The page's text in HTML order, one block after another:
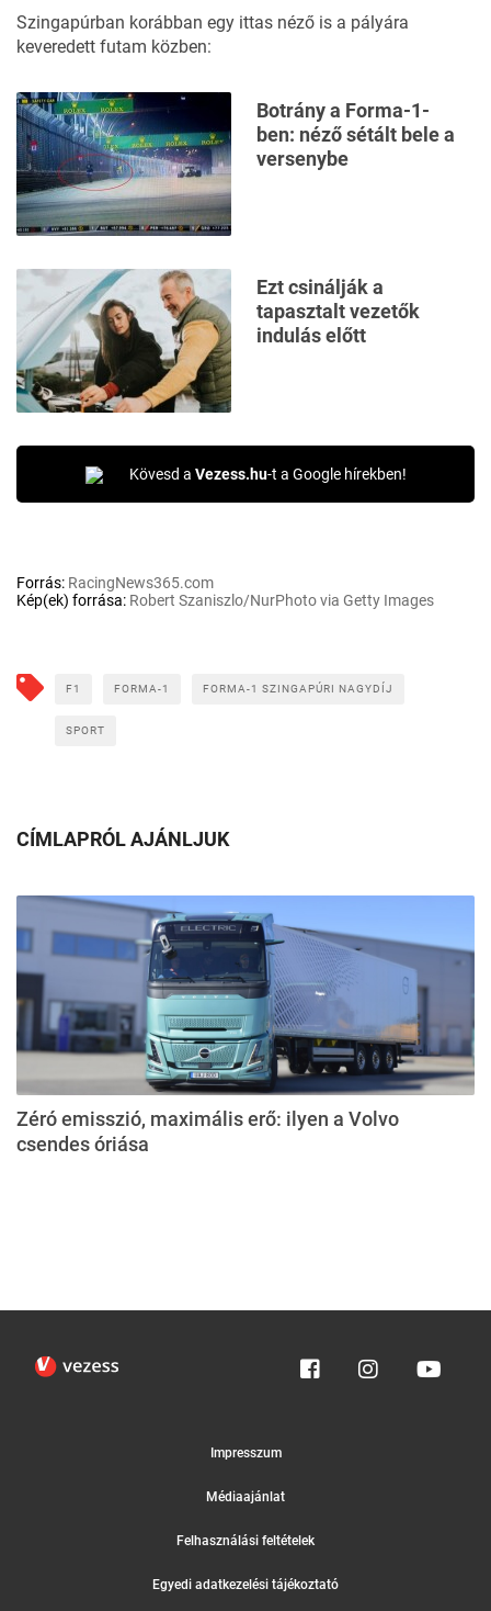
Szingapúrban korábban egy ittas néző is a pályára
keveredett futam közben:
Botrány a Forma-1-
ben: néző sétált bele a
versenybe
Ezt csinálják a
tapasztalt vezetők
indulás előtt
Kövesd a Vezess.hu-t a Google hírekben!
Forrás: RacingNews365.com
Kép(ek) forrása: Robert Szaniszlo/NurPhoto via Getty Images
F1 FORMA-1 FORMA-1 SZINGAPÚRI NAGYDÍJ
SPORT
CÍMLAPRÓL AJÁNLJUK
Zéró emisszió, maximális erő: ilyen a Volvo
csendes óriása
Impresszum
Médiaajánlat
Felhasználási feltételek
Egyedi adatkezelési tájékoztató